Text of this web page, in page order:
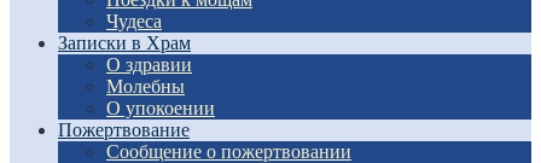
Чудеса
Записки в Храм
О здравии
Молебны
О упокоении
Пожертвование
Сообщение о пожертвовании